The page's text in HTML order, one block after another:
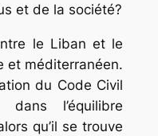
et de la société?
le Liban et le
et méditerranéen.
du Code Civil
l’équilibre
qu’il se trouve